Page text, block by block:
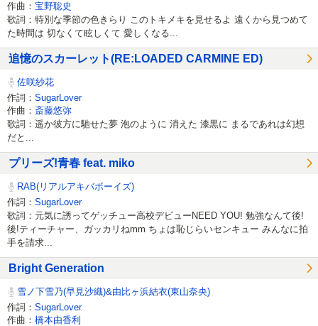
作曲： 宝野聡史
歌詞：特別な季節の色きらり このトキメキを見せるよ 遠くから見つめて
た時間は 切なくて眩しくて 愛しくなる...
追憶のスカーレット(RE:LOADED CARMINE ED)
佐咲紗花
作詞： SugarLover
作曲： 斎藤悠弥
歌詞：遥か彼方に馳せた夢 泡のように 消えた 漆黒に まるであれは幻想
だと...
プリーズ!青春 feat. miko
RAB(リアルアキバボーイズ)
作詞： SugarLover
歌詞：元気に誘ってゲッチュー高校デビューNEED YOU! 勉強なんて後!
後!ティーチャー、ガッカリねmm ちょは恥じらいセンキュー みんなに拍
手を請求...
Bright Generation
雪ノ下雪乃(早見沙織)&由比ヶ浜結衣(東山奈央)
作詞： SugarLover
作曲： 橋本由香利